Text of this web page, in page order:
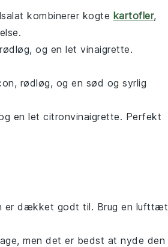
kombinerer kogte kartofler,
rødløg, og en let vinaigrette.
, rødløg, og en sød og syrlig
en let citronvinaigrette. Perfekt
er dækket godt til. Brug en lufttæt
men det er bedst at nyde den